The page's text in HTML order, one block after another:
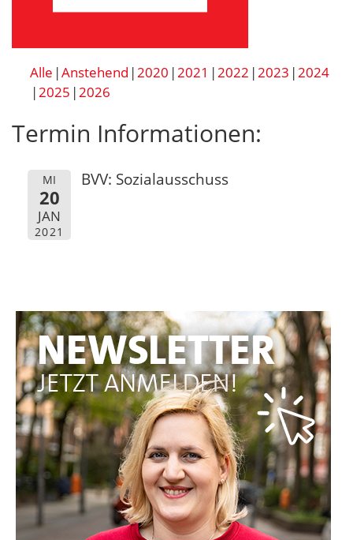
Alle Anstehend 2020 2021 2022 2023 2024
2025 2026
Termin Informationen:
MI
20
JAN
2021
BVV: Sozialausschuss